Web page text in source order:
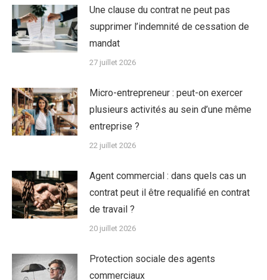
Une clause du contrat ne peut pas
supprimer l’indemnité de cessation de
mandat
27 juillet 2026
Micro-entrepreneur : peut-on exercer
plusieurs activités au sein d’une même
entreprise ?
22 juillet 2026
Agent commercial : dans quels cas un
contrat peut il être requalifié en contrat
de travail ?
20 juillet 2026
Protection sociale des agents
commerciaux